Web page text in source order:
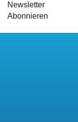
Newsletter
Abonnieren